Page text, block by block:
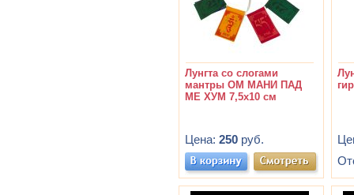
Лунгта со слогами
мантры ОМ МАНИ ПАД
МЕ ХУМ 7,5х10 см
Цена: 250 руб.